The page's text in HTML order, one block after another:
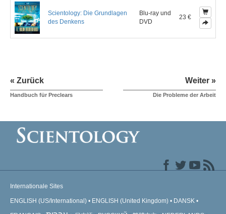
Scientology: Die Grundlagen
des Denkens
Blu-ray und
DVD
23 €
« Zurück
Handbuch für Preclears
Weiter »
Die Probleme der Arbeit
Internationale Sites
ENGLISH (US/International) ENGLISH (United Kingdom) DANSK